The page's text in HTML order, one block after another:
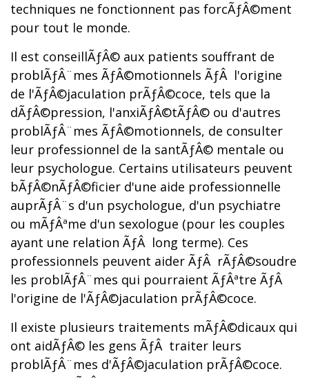
techniques ne fonctionnent pas forcÃƒÂ©ment
pour tout le monde.
Il est conseillÃƒÂ© aux patients souffrant de
problÃƒÂ¨mes ÃƒÂ©motionnels ÃƒÂ l'origine
de l'ÃƒÂ©jaculation prÃƒÂ©coce, tels que la
dÃƒÂ©pression, l'anxiÃƒÂ©tÃƒÂ© ou d'autres
problÃƒÂ¨mes ÃƒÂ©motionnels, de consulter
leur professionnel de la santÃƒÂ© mentale ou
leur psychologue. Certains utilisateurs peuvent
bÃƒÂ©nÃƒÂ©ficier d'une aide professionnelle
auprÃƒÂ¨s d'un psychologue, d'un psychiatre
ou mÃƒÂªme d'un sexologue (pour les couples
ayant une relation ÃƒÂ long terme). Ces
professionnels peuvent aider ÃƒÂ rÃƒÂ©soudre
les problÃƒÂ¨mes qui pourraient ÃƒÂªtre ÃƒÂ
l'origine de l'ÃƒÂ©jaculation prÃƒÂ©coce.
Il existe plusieurs traitements mÃƒÂ©dicaux qui
ont aidÃƒÂ© les gens ÃƒÂ traiter leurs
problÃƒÂ¨mes d'ÃƒÂ©jaculation prÃƒÂ©coce.